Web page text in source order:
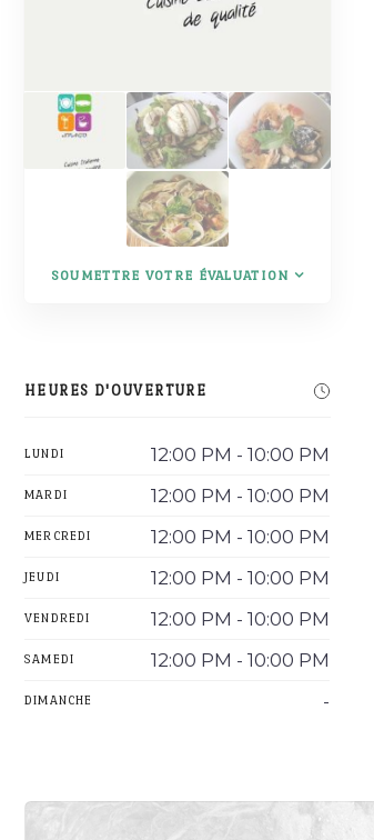
SOUMETTRE VOTRE ÉVALUATION
HEURES D'OUVERTURE
LUNDI 12:00 PM - 10:00 PM
MARDI 12:00 PM - 10:00 PM
MERCREDI 12:00 PM - 10:00 PM
JEUDI 12:00 PM - 10:00 PM
VENDREDI 12:00 PM - 10:00 PM
SAMEDI 12:00 PM - 10:00 PM
DIMANCHE -